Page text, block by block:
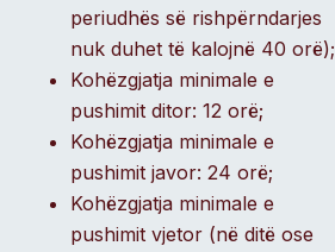
periudhës së rishpërndarjes
nuk duhet të kalojnë 40 orë);
Kohëzgjatja minimale e
pushimit ditor: 12 orë;
Kohëzgjatja minimale e
pushimit javor: 24 orë;
Kohëzgjatja minimale e
pushimit vjetor (në ditë ose